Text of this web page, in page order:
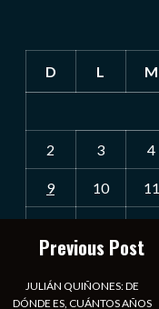
D L M
2 3 4
9 10 11
30 31
Previous Post
JULIÁN QUIÑONES: DE
DÓNDE ES, CUÁNTOS AÑOS